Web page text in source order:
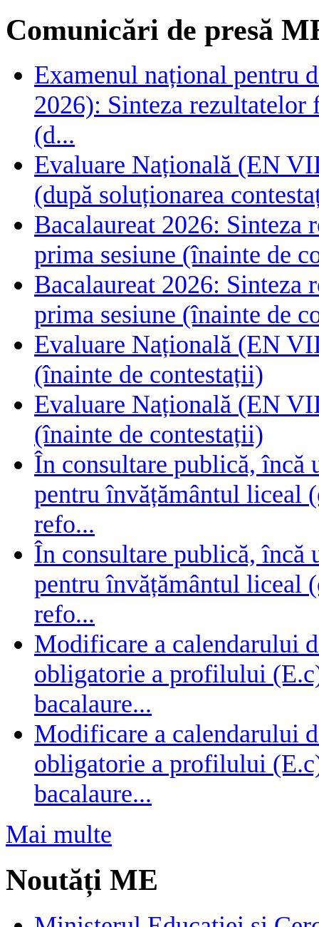
Comunicări de presă
Examenul național pentru
2026): Sinteza rezultatelor
(d...
Evaluare Națională (EN
(după soluționarea
Bacalaureat 2026:
prima sesiune (înainte de
Bacalaureat 2026:
prima sesiune (înainte de
Evaluare Națională (EN
(înainte de contestații)
Evaluare Națională (EN
(înainte de contestații)
În consultare publică, încă
pentru învățământul liceal
refo...
În consultare publică, încă
pentru învățământul liceal
refo...
Modificare a calendarului
obligatorie a profilului
bacalaure...
Modificare a calendarului
obligatorie a profilului
bacalaure...
Mai multe
Noutăți ME